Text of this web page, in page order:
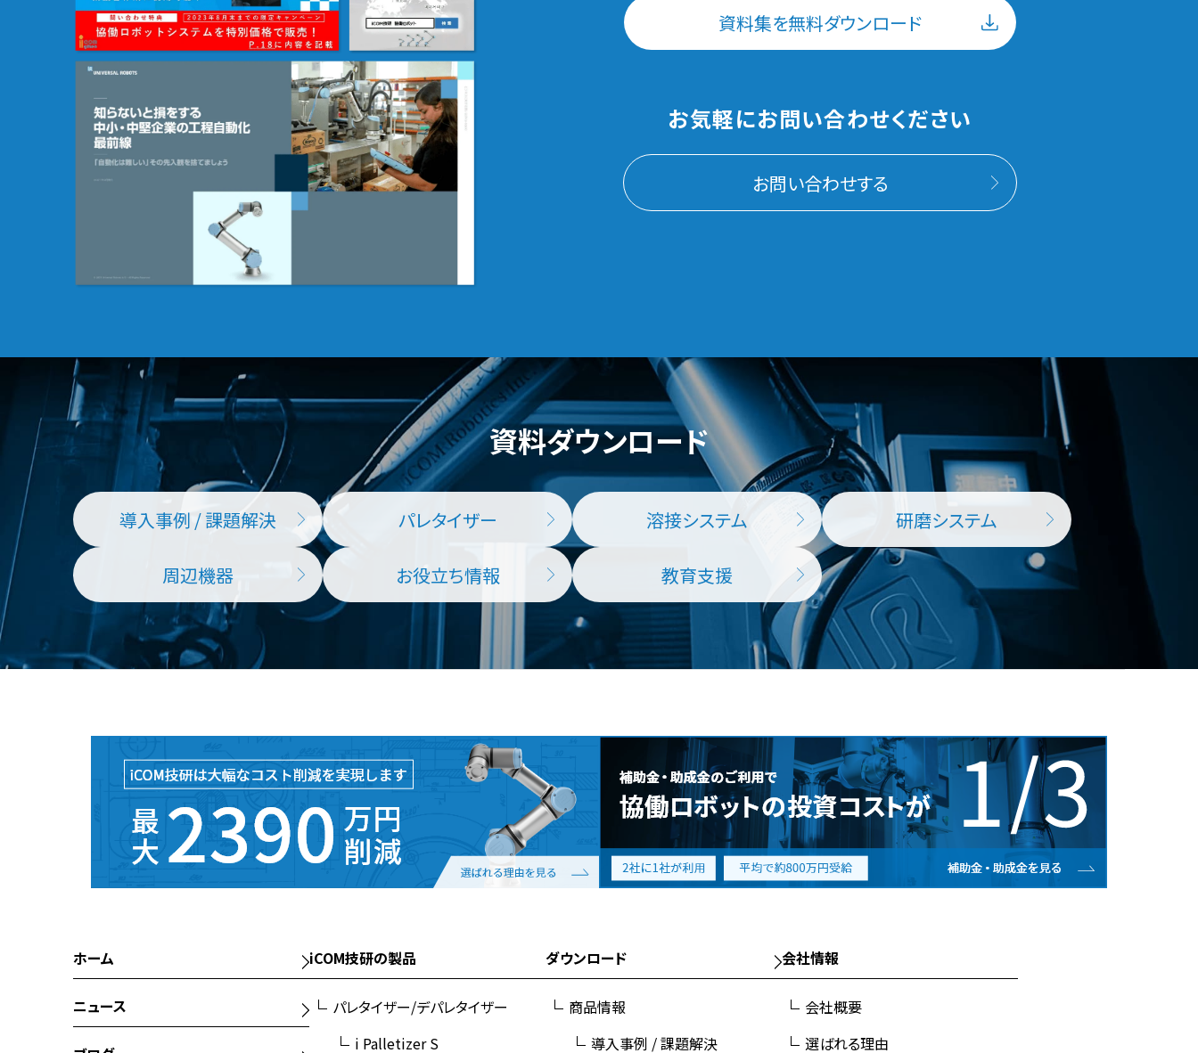
資料集を無料ダウンロード
お気軽にお問い合わせください
お問い合わせする
資料ダウンロード
導入事例 / 課題解決 パレタイザー 溶接システム 研磨システム
周辺機器 お役立ち情報 教育支援
ホーム
ニュース
iCOM技研の製品
パレタイザー/デパレタイザー
i Palletizer S
ダウンロード
商品情報
導入事例 / 課題解決
会社情報
会社概要
選ばれる理由